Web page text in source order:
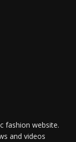
fashion website.
and videos